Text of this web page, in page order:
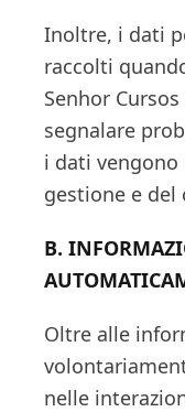
Inoltre, i dati
raccolti
Senhor
segnalare
i dati
gestione e
B.
Oltre alle
nelle